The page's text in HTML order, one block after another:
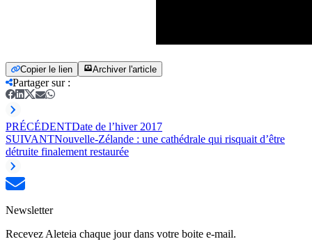
Copier le lien Archiver l'article
Partager sur:
PRÉCÉDENTDate de l’hiver 2017
SUIVANTNouvelle-Zélande : une cathédrale qui risquait d’être
détruite finalement restaurée
Newsletter
Recevez Aleteia chaque jour dans votre boite e-mail.